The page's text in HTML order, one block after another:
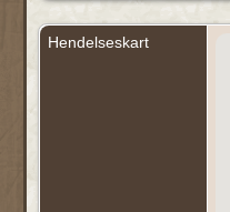
Hendelseskart